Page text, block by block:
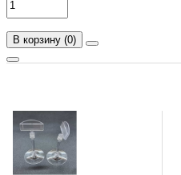
В корзину (0)